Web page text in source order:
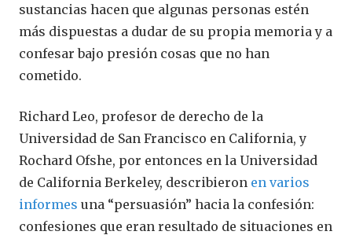
sustancias hacen que algunas personas estén
más dispuestas a dudar de su propia memoria y a
confesar bajo presión cosas que no han
cometido.
Richard Leo, profesor de derecho de la
Universidad de San Francisco en California, y
Rochard Ofshe, por entonces en la Universidad
de California Berkeley, describieron en varios
informes una “persuasión” hacia la confesión:
confesiones que eran resultado de situaciones en